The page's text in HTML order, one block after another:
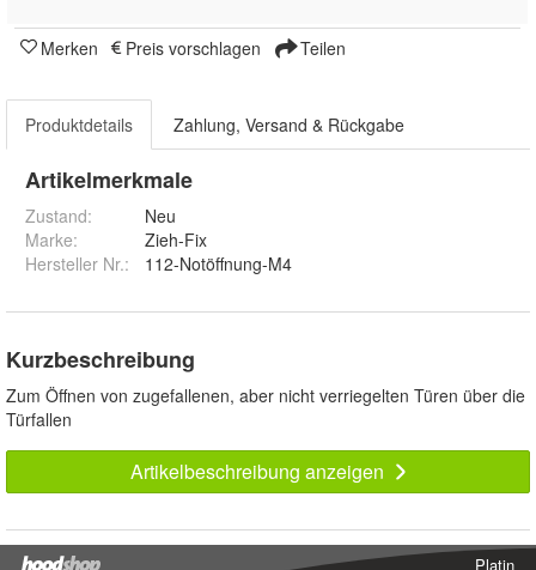
Merken Preis vorschlagen Teilen
Produktdetails Zahlung, Versand & Rückgabe
Artikelmerkmale
Zustand:
Neu
Marke:
Zieh-Fix
Hersteller Nr.:
112-Notöffnung-M4
Kurzbeschreibung
Zum Öffnen von zugefallenen, aber nicht verriegelten Türen über die
Türfallen
Artikelbeschreibung anzeigen
Platin